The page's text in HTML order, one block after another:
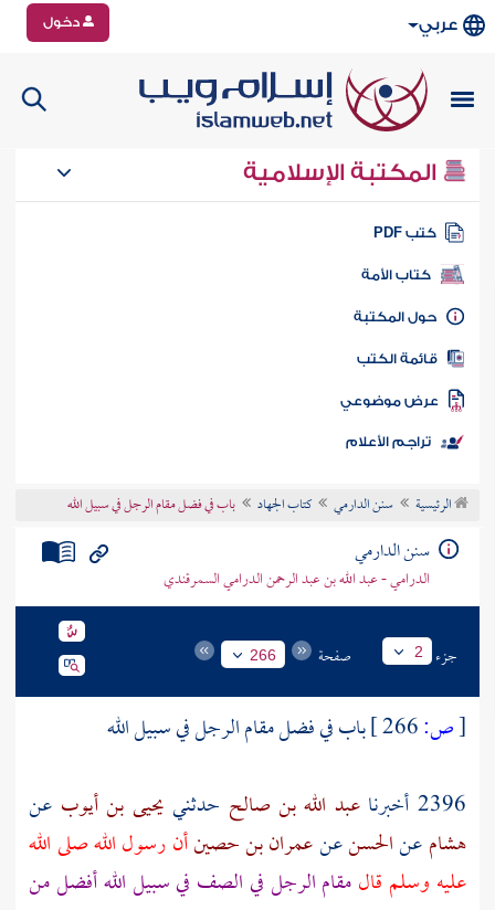
عربي دخول
المكتبة الإسلامية
كتب PDF
كتاب الأمة
المكتبة
الكتب
موضوعي
تراجم الأعلام
الرئيسية سنن الدارمي كتاب الجهاد باب في فضل مقام الرجل في سبيل الله
سنن الدارمي
الدرامي - عبد الله بن عبد الرحمن الدرامي السمرقندي
جزء 2 صفحة 266
[ص:
باب في فضل مقام الرجل في سبيل الله
2396 أخبرنا
عبد الله بن صالح حدثني يحيى بن أيوب عن
هشامعنالحسنعنعمران بن حصينأن رسول الله صلى الله
عليه وسلم قالمقام الرجل في الصف في سبيل الله أفضل من